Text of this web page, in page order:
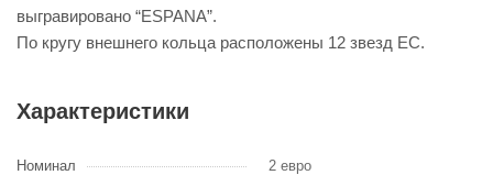
выгравировано “ESPANA”.
По кругу внешнего кольца расположены 12 звезд ЕС.
Характеристики
Номинал
2 евро